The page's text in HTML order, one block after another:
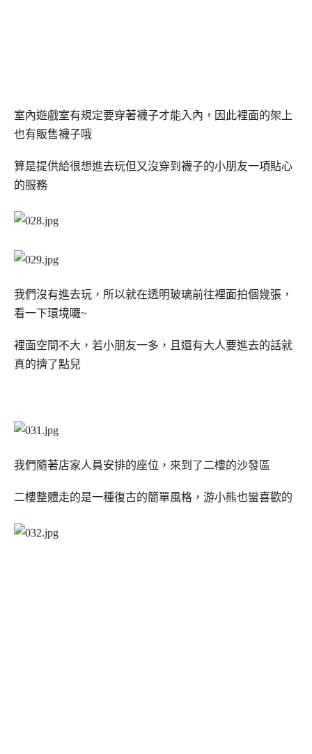
室內遊戲室有規定要穿著襪子才能入內，因此裡面的架上
也有販售襪子哦
算是提供給很想進去玩但又沒穿到襪子的小朋友一項貼心
的服務
我們沒有進去玩，所以就在透明玻璃前往裡面拍個幾張，
看一下環境囉~
裡面空間不大，若小朋友一多，且還有大人要進去的話就
真的擠了點兒
我們隨著店家人員安排的座位，來到了二樓的沙發區
二樓整體走的是一種復古的簡單風格，游小熊也蠻喜歡的